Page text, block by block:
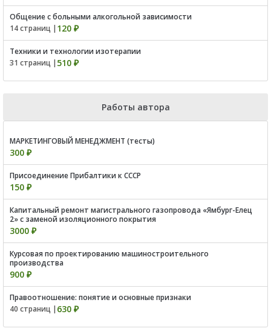
Общение с больными алкогольной зависимости
14 страниц | 120 ₽
Техники и технологии изотерапии
31 страниц | 510 ₽
Работы автора
МАРКЕТИНГОВЫЙ МЕНЕДЖМЕНТ (тесты)
300 ₽
Присоединение Прибалтики к СССР
150 ₽
Капитальный ремонт магистрального газопровода «Ямбург-Елец
2» с заменой изоляционного покрытия
3000 ₽
Курсовая по проектированию машиностроительного
производства
900 ₽
Правоотношение: понятие и основные признаки
40 страниц | 630 ₽